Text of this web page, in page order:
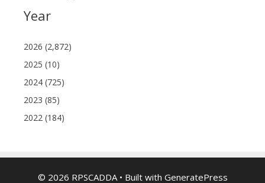
Year
2026 (2,872)
2025 (10)
2024 (725)
2023 (85)
2022 (184)
© 2026 RPSCADDA• Built with GeneratePress